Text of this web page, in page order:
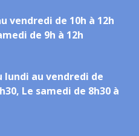
vendredi de 10h à 12h
de 9h à 12h
lundi au vendredi de
Le samedi de 8h30 à